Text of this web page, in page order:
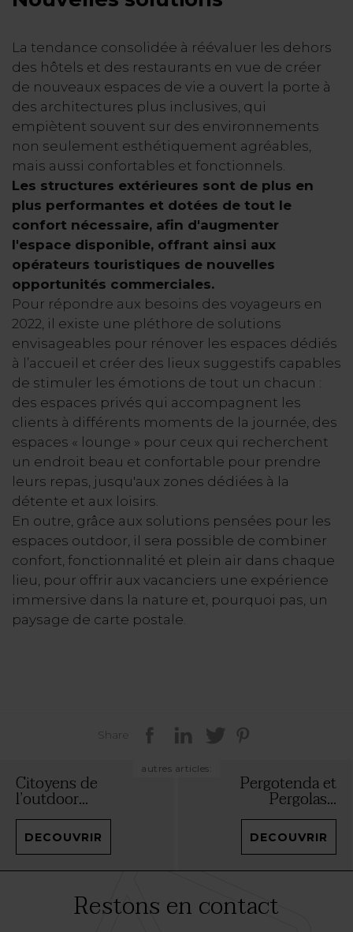
La tendance consolidée à réévaluer les dehors
des hôtels et des restaurants en vue de créer
de nouveaux espaces de vie a ouvert la porte à
des architectures plus inclusives, qui
empiètent souvent sur des environnements
non seulement esthétiquement agréables,
mais aussi confortables et fonctionnels.
Les structures extérieures sont de plus en
plus performantes et dotées de tout le
confort nécessaire, afin d'augmenter
l'espace disponible, offrant ainsi aux
opérateurs touristiques de nouvelles
opportunités commerciales.
Pour répondre aux besoins des voyageurs en
2022, il existe une pléthore de solutions
envisageables pour rénover les espaces dédiés
à l’accueil et créer des lieux suggestifs capables
de stimuler les émotions de tout un chacun :
des espaces privés qui accompagnent les
clients à différents moments de la journée, des
espaces « lounge » pour ceux qui recherchent
un endroit beau et confortable pour prendre
leurs repas, jusqu'aux zones dédiées à la
détente et aux loisirs.
En outre, grâce aux solutions pensées pour les
espaces outdoor, il sera possible de combiner
confort, fonctionnalité et plein air dans chaque
lieu, pour offrir aux vacanciers une expérience
immersive dans la nature et, pourquoi pas, un
paysage de carte postale.
Share
autres articles:
Citoyens de
l’outdoor...
DECOUVRIR
Pergotenda et
Pergolas...
DECOUVRIR
Restons en contact